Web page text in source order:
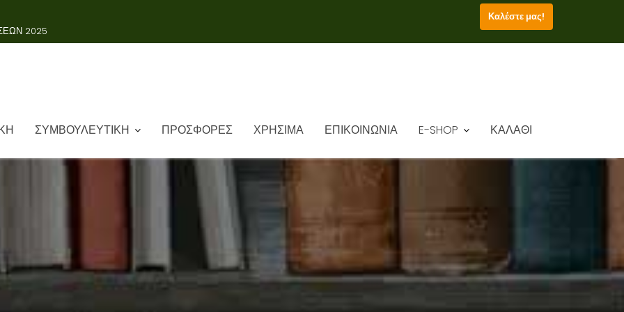
Καλέστε μας!
ΣΥΜΒΟΥΛΕΥΤΙΚΗ ΠΡΟΣΦΟΡΕΣ ΧΡΗΣΙΜΑ ΕΠΙΚΟΙΝΩΝΙΑ E-SHOP ΚΑΛΑΘΙ